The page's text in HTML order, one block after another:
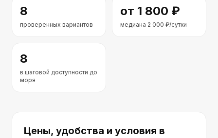
8
проверенных вариантов
от 1 800 ₽
медиана 2 000 ₽/сутки
8
в шаговой доступности до
моря
Цены, удобства и условия в